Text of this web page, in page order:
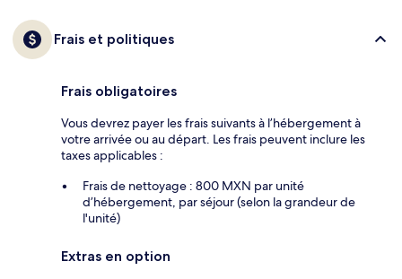
Frais et politiques
Frais obligatoires
Vous devrez payer les frais suivants à l’hébergement à
votre arrivée ou au départ. Les frais peuvent inclure les
taxes applicables :
Frais de nettoyage : 800 MXN par unité
d’hébergement, par séjour (selon la grandeur de
l'unité)
Extras en option